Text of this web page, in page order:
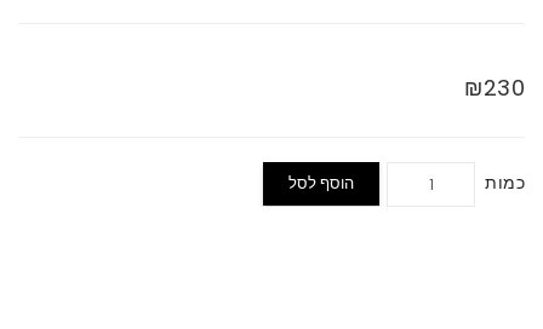
₪230
כמות הוסף לסל